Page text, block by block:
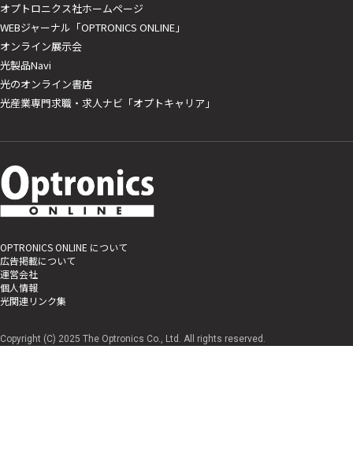
オプトロニクス社ホームページ
WEBジャーナル「OPTRONICS ONLINE」
オンライン展示会
光製品Navi
光のオンライン書店
光産業専門求職・求人ナビ「オプトキャリア」
OPTRONICS ONLINE について
広告掲載について
運営会社
個人情報
光関連リンク集
Copyright (C) 2025 The Optronics Co., Ltd. All rights reserved.